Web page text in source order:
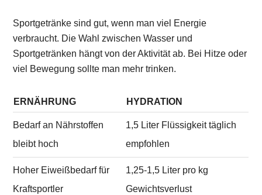
Sportgetränke sind gut, wenn man viel Energie
verbraucht. Die Wahl zwischen Wasser und
Sportgetränken hängt von der Aktivität ab. Bei Hitze oder
viel Bewegung sollte man mehr trinken.
ERNÄHRUNG HYDRATION
Bedarf an Nährstoffen
bleibt hoch
1,5 Liter Flüssigkeit täglich
empfohlen
Hoher Eiweißbedarf für
Kraftsportler
1,25-1,5 Liter pro kg
Gewichtsverlust